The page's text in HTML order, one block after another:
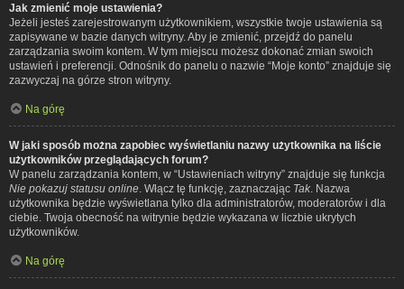
Jak zmienić moje ustawienia?
Jeżeli jesteś zarejestrowanym użytkownikiem, wszystkie twoje ustawienia są
zapisywane w bazie danych witryny. Aby je zmienić, przejdź do panelu
zarządzania swoim kontem. W tym miejscu możesz dokonać zmian swoich
ustawień i preferencji. Odnośnik do panelu o nazwie “Moje konto” znajduje się
zazwyczaj na górze stron witryny.
Na górę
W jaki sposób można zapobiec wyświetlaniu nazwy użytkownika na liście
użytkowników przeglądających forum?
W panelu zarządzania kontem, w “Ustawieniach witryny” znajduje się funkcja
Nie pokazuj statusu online . Włącz tę funkcję, zaznaczając Tak . Nazwa
użytkownika będzie wyświetlana tylko dla administratorów, moderatorów i dla
ciebie. Twoja obecność na witrynie będzie wykazana w liczbie ukrytych
użytkowników.
Na górę